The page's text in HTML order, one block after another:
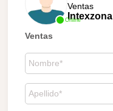
Online
Ventas
Intexzona
Ventas